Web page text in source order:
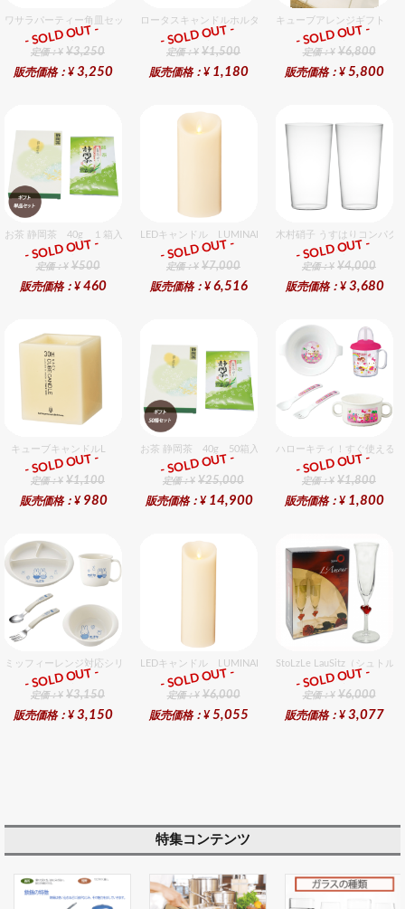
ワサラパーティー角皿セット 4種6個入りセット
ギフト
定価：¥ ¥3,250
販売価格：¥ 3,250
- SOLD OUT -
ロータスキャンドルホルダーギフトセット
ギフト
定価：¥ ¥1,500
販売価格：¥ 1,180
- SOLD OUT -
キューブアレンジギフト
ギフト
定価：¥ ¥6,800
販売価格：¥ 5,800
- SOLD OUT -
お茶 静岡茶 40g １箱入セット
ギフト
定価：¥ ¥500
販売価格：¥ 460
- SOLD OUT -
LEDキャンドル LUMINARA（ルミナラ） アイボリー
ギフト
定価：¥ ¥7,000
販売価格：¥ 6,516
- SOLD OUT -
木村硝子 うすはりコンパク
ギフト
定価：¥ ¥4,000
販売価格：¥ 3,680
- SOLD OUT -
キューブキャンドルL
ギフト
定価：¥ ¥1,100
販売価格：¥ 980
- SOLD OUT -
お茶 静岡茶 40g 50箱入セット
ギフト
定価：¥ ¥25,000
販売価格：¥ 14,900
- SOLD OUT -
ハローキティ！すぐ使える
ギフト
定価：¥ ¥1,800
販売価格：¥ 1,800
- SOLD OUT -
ミッフィーレンジ対応シリーズ セット販売商品です。
ギフト
定価：¥ ¥3,150
販売価格：¥ 3,150
- SOLD OUT -
LEDキャンドル LUMINARA（ルミナラ） アイボリー
ギフト
定価：¥ ¥6,000
販売価格：¥ 5,055
- SOLD OUT -
StoLzLe LauSitz（シュトル
ギフト
定価：¥ ¥6,000
販売価格：¥ 3,077
- SOLD OUT -
特集コンテンツ